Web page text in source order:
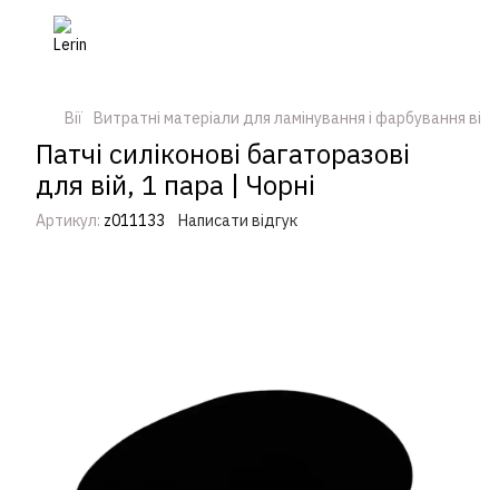
Вії Витратні матеріали для ламінування і фарбування вій
Патчі силіконові багаторазові
для вій, 1 пара | Чорні
Артикул: z011133 Написати відгук